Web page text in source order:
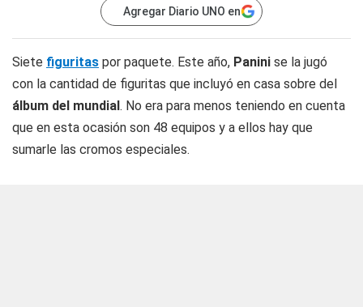
Agregar Diario UNO en
Siete figuritas por paquete. Este año, Panini se la jugó
con la cantidad de figuritas que incluyó en casa sobre del
álbum del mundial. No era para menos teniendo en cuenta
que en esta ocasión son 48 equipos y a ellos hay que
sumarle las cromos especiales.